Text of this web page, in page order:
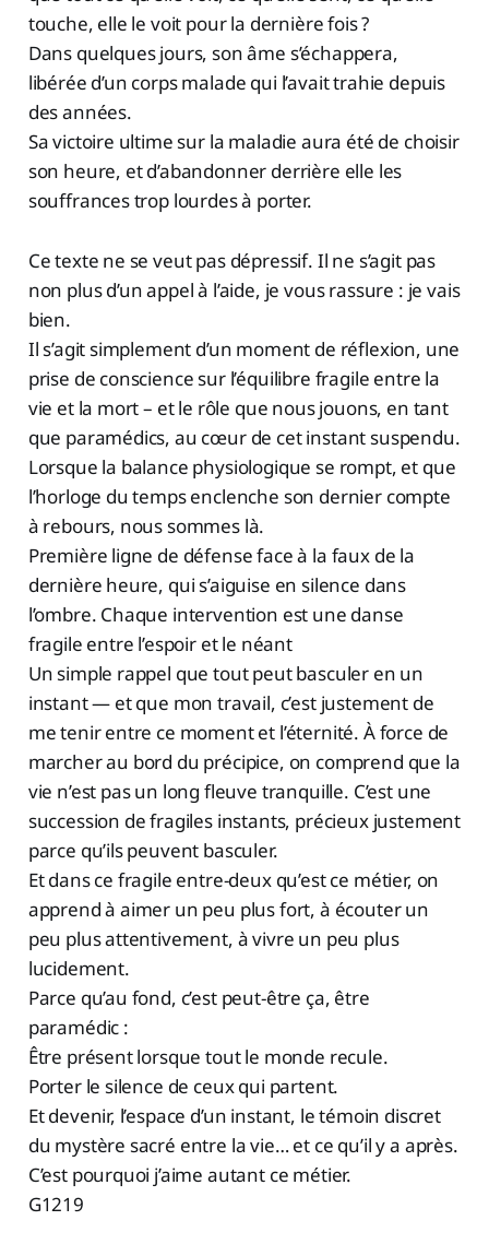
touche, elle le voit pour la dernière fois ?
Dans quelques jours, son âme s’échappera,
libérée d’un corps malade qui l’avait trahie depuis
des années.
Sa victoire ultime sur la maladie aura été de choisir
son heure, et d’abandonner derrière elle les
souffrances trop lourdes à porter.
Ce texte ne se veut pas dépressif. Il ne s’agit pas
non plus d’un appel à l’aide, je vous rassure : je vais
bien.
Il s’agit simplement d’un moment de réflexion, une
prise de conscience sur l’équilibre fragile entre la
vie et la mort – et le rôle que nous jouons, en tant
que paramédics, au cœur de cet instant suspendu.
Lorsque la balance physiologique se rompt, et que
l’horloge du temps enclenche son dernier compte
à rebours, nous sommes là.
Première ligne de défense face à la faux de la
dernière heure, qui s’aiguise en silence dans
l’ombre. Chaque intervention est une danse
fragile entre l’espoir et le néant
Un simple rappel que tout peut basculer en un
instant — et que mon travail, c’est justement de
me tenir entre ce moment et l’éternité. À force de
marcher au bord du précipice, on comprend que la
vie n’est pas un long fleuve tranquille. C’est une
succession de fragiles instants, précieux justement
parce qu’ils peuvent basculer.
Et dans ce fragile entre-deux qu’est ce métier, on
apprend à aimer un peu plus fort, à écouter un
peu plus attentivement, à vivre un peu plus
lucidement.
Parce qu’au fond, c’est peut-être ça, être
paramédic :
Être présent lorsque tout le monde recule.
Porter le silence de ceux qui partent.
Et devenir, l’espace d’un instant, le témoin discret
du mystère sacré entre la vie… et ce qu’il y a après.
C’est pourquoi j’aime autant ce métier.
G1219